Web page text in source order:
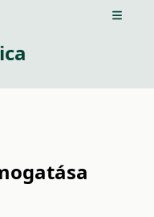
Open